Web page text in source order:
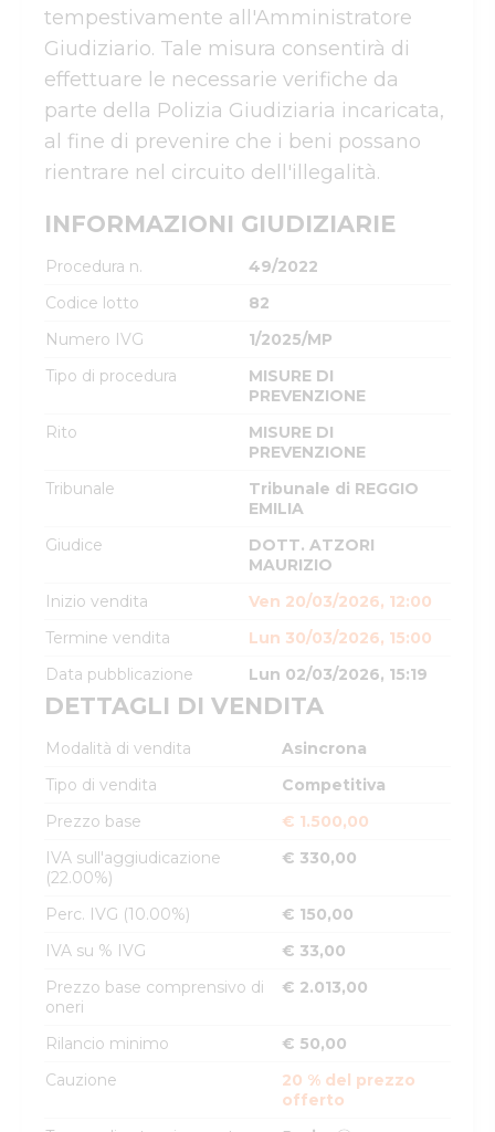
tempestivamente all'Amministratore
Giudiziario. Tale misura consentirà di
effettuare le necessarie verifiche da
parte della Polizia Giudiziaria incaricata,
al fine di prevenire che i beni possano
rientrare nel circuito dell'illegalità.
INFORMAZIONI GIUDIZIARIE
Procedura n.
49/2022
Codice lotto
82
Numero IVG
1/2025/MP
Tipo di procedura
MISURE DI
PREVENZIONE
Rito
MISURE DI
PREVENZIONE
Tribunale
Tribunale di REGGIO
EMILIA
Giudice
DOTT. ATZORI
MAURIZIO
Inizio vendita
Ven 20/03/2026, 12:00
Termine vendita
Lun 30/03/2026, 15:00
Data pubblicazione
Lun 02/03/2026, 15:19
DETTAGLI DI VENDITA
Modalità di vendita
Asincrona
Tipo di vendita
Competitiva
Prezzo base
€ 1.500,00
IVA sull'aggiudicazione
(22.00%)
€ 330,00
Perc. IVG (10.00%)
€ 150,00
IVA su % IVG
€ 33,00
Prezzo base comprensivo di
oneri
€ 2.013,00
Rilancio minimo
€ 50,00
Cauzione
20 % del prezzo
offerto